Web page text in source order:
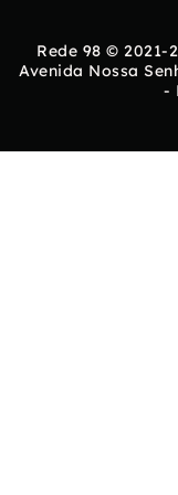
Rede 98 © 2021-
Avenida Nossa
-